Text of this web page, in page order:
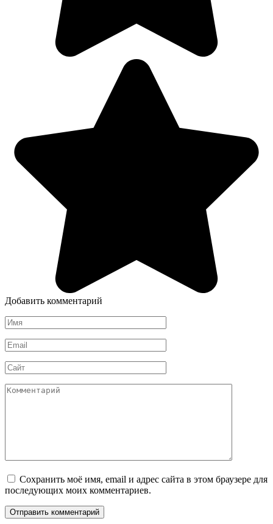
Добавить комментарий
Имя
*
Email
*
Сайт
Комментарий
Сохранить моё имя, email и адрес сайта в этом браузере для
последующих моих комментариев.